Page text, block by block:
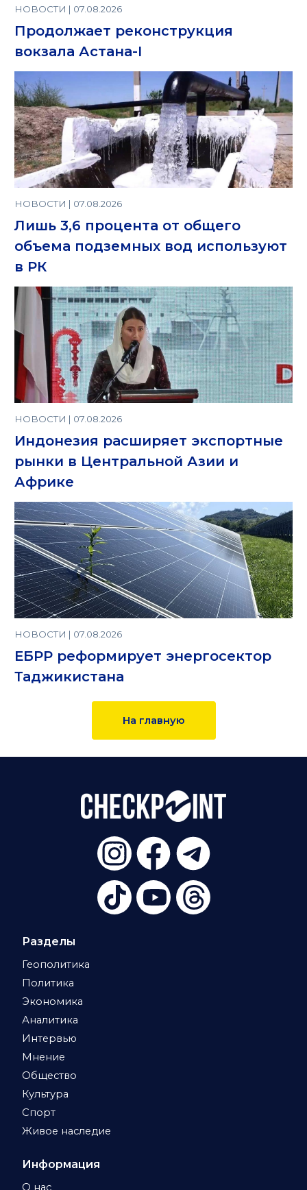
НОВОСТИ | 07.08.2026
Продолжает реконструкция
вокзала Астана-I
НОВОСТИ | 07.08.2026
Лишь 3,6 процента от общего
объема подземных вод используют
в РК
НОВОСТИ | 07.08.2026
Индонезия расширяет экспортные
рынки в Центральной Азии и
Африке
НОВОСТИ | 07.08.2026
ЕБРР реформирует энергосектор
Таджикистана
На главную
Разделы
Геополитика
Политика
Экономика
Аналитика
Интервью
Мнение
Общество
Культура
Спорт
Живое наследие
Информация
О нас